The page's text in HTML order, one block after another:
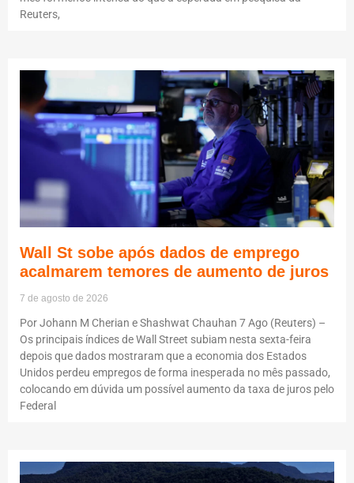
Reuters,
Wall St sobe após dados de emprego
acalmarem temores de aumento de juros
7 de agosto de 2026
Por Johann M Cherian e Shashwat Chauhan 7 Ago (Reuters) –
Os principais índices de Wall Street subiam nesta sexta-feira
depois que dados mostraram que a economia dos Estados
Unidos perdeu empregos de forma inesperada no mês passado,
colocando em dúvida um possível aumento da taxa de juros pelo
Federal